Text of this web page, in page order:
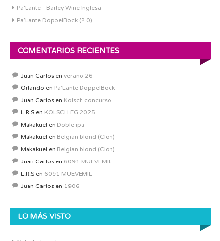
Pa'Lante - Barley Wine Inglesa
Pa’Lante DoppelBock (2.0)
COMENTARIOS RECIENTES
Juan Carlos en verano 26
Orlando en Pa’Lante DoppelBock
Juan Carlos en Kolsch concurso
L.R.S en KOLSCH EG 2025
Makakuel en Doble ipa
Makakuel en Belgian blond (Clon)
Makakuel en Belgian blond (Clon)
Juan Carlos en 6091 MUEVEMIL
L.R.S en 6091 MUEVEMIL
Juan Carlos en 1906
LO MÁS VISTO